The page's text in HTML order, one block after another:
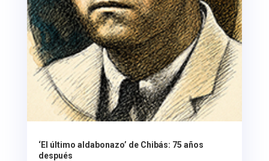
‘El último aldabonazo’ de Chibás: 75 años
después